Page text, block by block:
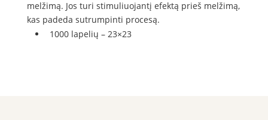
melžimą. Jos turi stimuliuojantį efektą prieš melžimą,
kas padeda sutrumpinti procesą.
1000 lapelių – 23×23